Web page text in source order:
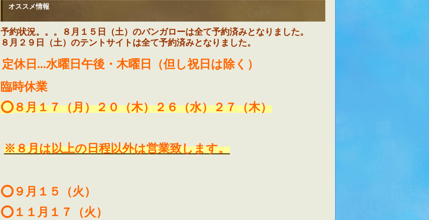
オススメ情報
予約状況。。。８月１５日（土）のバンガローは全て予約済みとなりました。
８月２９日（土）のテントサイトは全て予約済みとなりました。
定休日...水曜日午後・木曜日（但し祝日は除く）
臨時休業
⭕️８月１７（月）２０（木）２６（水）２７（木）
※８月は以上の日程以外は営業致します。
⭕️９月１５（火）
⭕️１１月１７（火）